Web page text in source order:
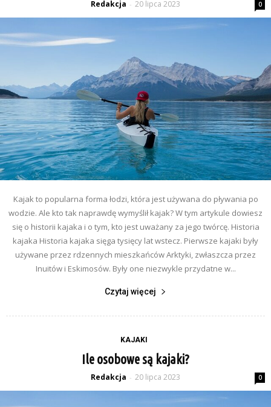
Redakcja - 20 lipca 2023 0
Kajak to popularna forma łodzi, która jest używana do pływania po
wodzie. Ale kto tak naprawdę wymyślił kajak? W tym artykule dowiesz
się o historii kajaka i o tym, kto jest uważany za jego twórcę. Historia
kajaka Historia kajaka sięga tysięcy lat wstecz. Pierwsze kajaki były
używane przez rdzennych mieszkańców Arktyki, zwłaszcza przez
Inuitów i Eskimosów. Były one niezwykle przydatne w...
Czytaj więcej
KAJAKI
Ile osobowe są kajaki?
Redakcja - 20 lipca 2023 0